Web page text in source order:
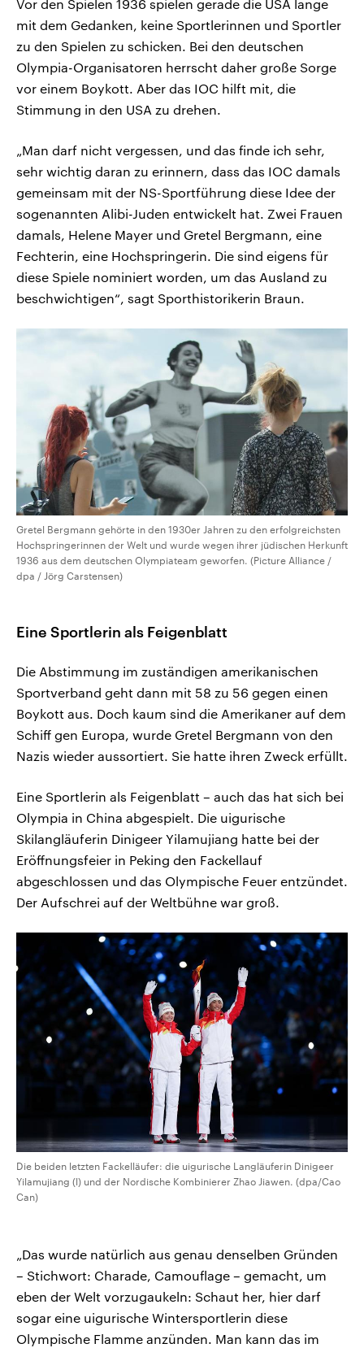
Vor den Spielen 1936 spielen gerade die USA lange
mit dem Gedanken, keine Sportlerinnen und Sportler
zu den Spielen zu schicken. Bei den deutschen
Olympia-Organisatoren herrscht daher große Sorge
vor einem Boykott. Aber das IOC hilft mit, die
Stimmung in den USA zu drehen.
„Man darf nicht vergessen, und das finde ich sehr,
sehr wichtig daran zu erinnern, dass das IOC damals
gemeinsam mit der NS-Sportführung diese Idee der
sogenannten Alibi-Juden entwickelt hat. Zwei Frauen
damals, Helene Mayer und Gretel Bergmann, eine
Fechterin, eine Hochspringerin. Die sind eigens für
diese Spiele nominiert worden, um das Ausland zu
beschwichtigen“, sagt Sporthistorikerin Braun.
Gretel Bergmann gehörte in den 1930er Jahren zu den erfolgreichsten
Hochspringerinnen der Welt und wurde wegen ihrer jüdischen Herkunft
1936 aus dem deutschen Olympiateam geworfen. (Picture Alliance /
dpa / Jörg Carstensen)
Eine Sportlerin als Feigenblatt
Die Abstimmung im zuständigen amerikanischen
Sportverband geht dann mit 58 zu 56 gegen einen
Boykott aus. Doch kaum sind die Amerikaner auf dem
Schiff gen Europa, wurde Gretel Bergmann von den
Nazis wieder aussortiert. Sie hatte ihren Zweck erfüllt.
Eine Sportlerin als Feigenblatt – auch das hat sich bei
Olympia in China abgespielt. Die uigurische
Skilangläuferin Dinigeer Yilamujiang hatte bei der
Eröffnungsfeier in Peking den Fackellauf
abgeschlossen und das Olympische Feuer entzündet.
Der Aufschrei auf der Weltbühne war groß.
Die beiden letzten Fackelläufer: die uigurische Langläuferin Dinigeer
Yilamujiang (l) und der Nordische Kombinierer Zhao Jiawen. (dpa/Cao
Can)
„Das wurde natürlich aus genau denselben Gründen
– Stichwort: Charade, Camouflage – gemacht, um
eben der Welt vorzugaukeln: Schaut her, hier darf
sogar eine uigurische Wintersportlerin diese
Olympische Flamme anzünden. Man kann das im